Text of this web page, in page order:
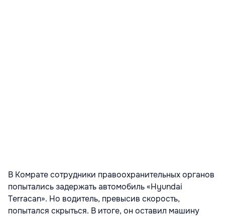
В Комрате сотрудники правоохранительных органов
попытались задержать автомобиль «Hyundai
Terracan». Но водитель, превысив скорость,
попытался скрыться. В итоге, он оставил машину